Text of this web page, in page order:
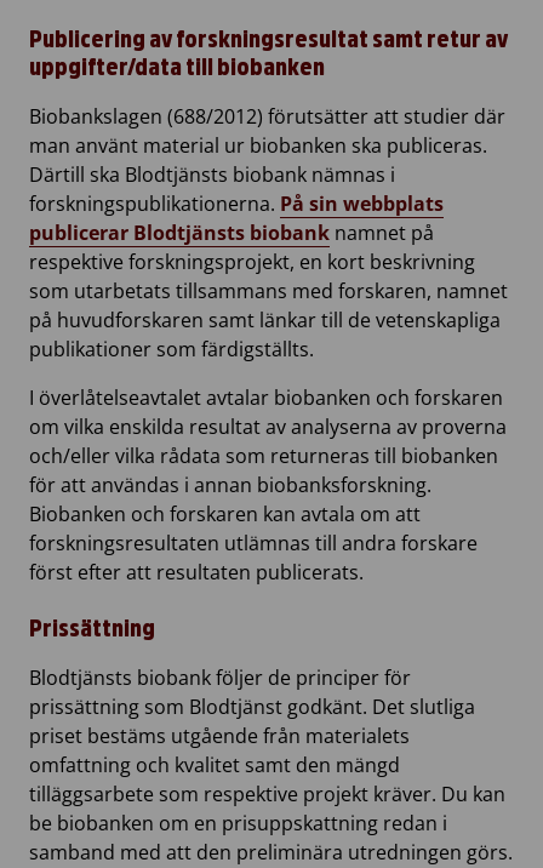
Publicering av forskningsresultat samt retur av
uppgifter/data till biobanken
Biobankslagen (688/2012) förutsätter att studier där
man använt material ur biobanken ska publiceras.
Därtill ska Blodtjänsts biobank nämnas i
forskningspublikationerna. På sin webbplats
publicerar Blodtjänsts biobank namnet på
respektive forskningsprojekt, en kort beskrivning
som utarbetats tillsammans med forskaren, namnet
på huvudforskaren samt länkar till de vetenskapliga
publikationer som färdigställts.
I överlåtelseavtalet avtalar biobanken och forskaren
om vilka enskilda resultat av analyserna av proverna
och/eller vilka rådata som returneras till biobanken
för att användas i annan biobanksforskning.
Biobanken och forskaren kan avtala om att
forskningsresultaten utlämnas till andra forskare
först efter att resultaten publicerats.
Prissättning
Blodtjänsts biobank följer de principer för
prissättning som Blodtjänst godkänt. Det slutliga
priset bestäms utgående från materialets
omfattning och kvalitet samt den mängd
tilläggsarbete som respektive projekt kräver. Du kan
be biobanken om en prisuppskattning redan i
samband med att den preliminära utredningen görs.